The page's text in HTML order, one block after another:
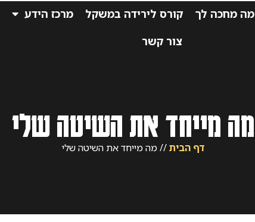
מה מחכה לך קורס לירידה במשקל מרכז הידע
צור קשר
מה מייחד את השיטה שלי
דף הבית//מה מייחד את השיטה שלי